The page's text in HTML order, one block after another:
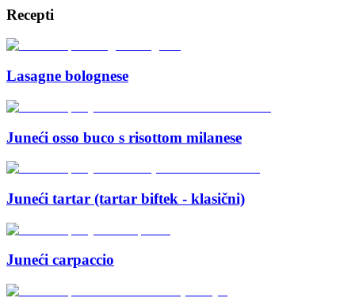
Recepti
Lasagne bolognese
Juneći osso buco s risottom milanese
Juneći tartar (tartar biftek - klasični)
Juneći carpaccio